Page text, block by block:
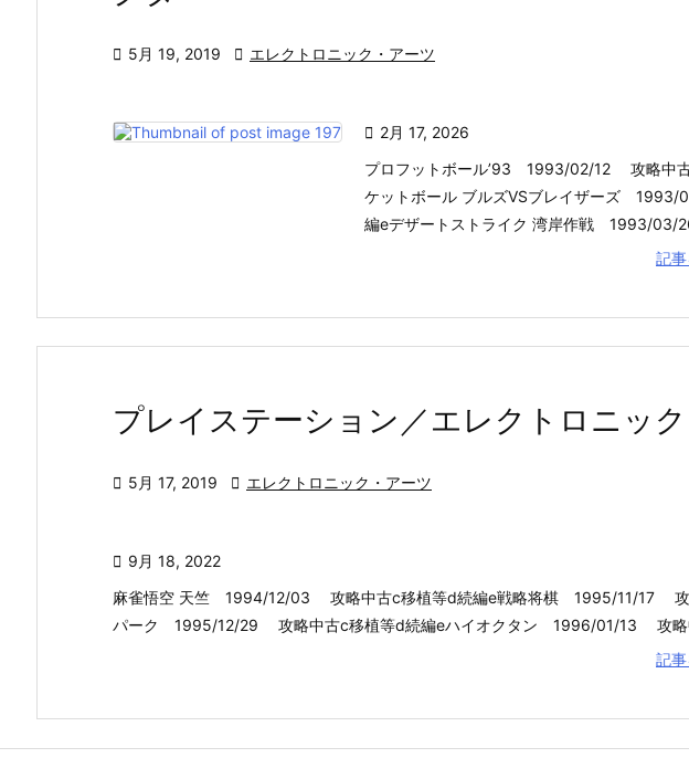
 5月 19, 2019  エレクトロニック・アーツ
 2月 17, 2026
プロフットボール’93 1993/02/12 攻略中古
ケットボール ブルズVSブレイザーズ
編eデザートストライク 湾岸作戦 1993/
記
プレイステーション／エレクトロニッ
 5月 17, 2019  エレクトロニック・アーツ
 9月 18, 2022
麻雀悟空 天竺 1994/12/03 攻略中古c移植等d続編e戦略将棋 1995/11/17 攻
パーク 1995/12/29 攻略中古c移植等d続編eハイオクタン 1996/01/13 攻略
記